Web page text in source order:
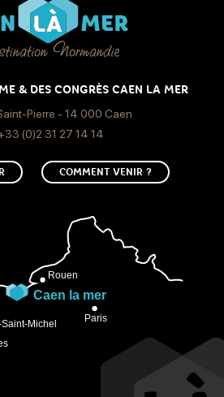
& DES CONGRÈS CAEN LA MER
Pierre - 14 000 Caen
(0)2 31 27 14 14
COMMENT VENIR ?